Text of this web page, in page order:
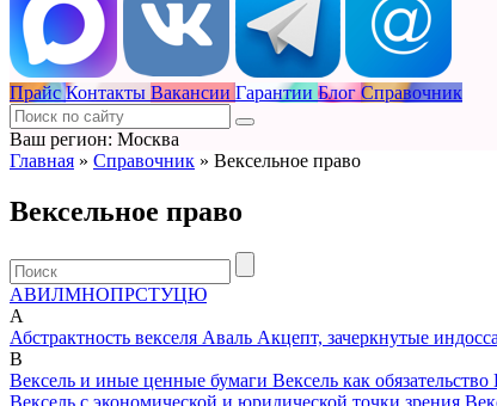
Прайс Контакты Вакансии Гарантии Блог Справочник
Ваш регион: Москва
Главная » Справочник » Вексельное право
Вексельное право
АВИЛМНОПРСТУЦЮ
А
Абстрактность векселя Аваль Акцепт, зачеркнутые
В
Вексель и иные ценные бумаги Вексель как обязательство
Вексель с экономической и юридической точки зрения